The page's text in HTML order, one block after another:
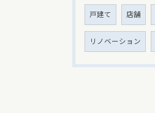
戸建て 店舗
リノベーション